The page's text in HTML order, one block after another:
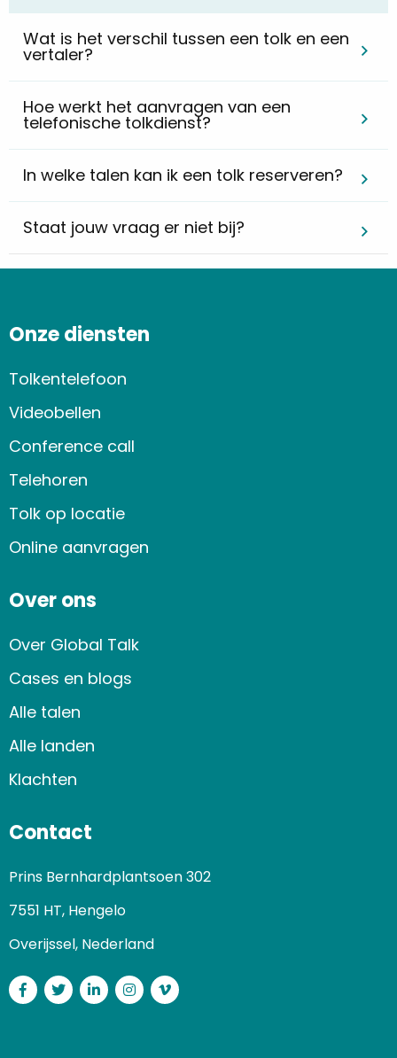
Wat is het verschil tussen een tolk en een
vertaler?
Hoe werkt het aanvragen van een
telefonische tolkdienst?
In welke talen kan ik een tolk reserveren?
Staat jouw vraag er niet bij?
Onze diensten
Tolkentelefoon
Videobellen
Conference call
Telehoren
Tolk op locatie
Online aanvragen
Over ons
Over Global Talk
Cases en blogs
Alle talen
Alle landen
Klachten
Contact
Prins Bernhardplantsoen 302
7551 HT, Hengelo
Overijssel, Nederland
Facebook
TwitterLinkedInInstagram
Vimeo